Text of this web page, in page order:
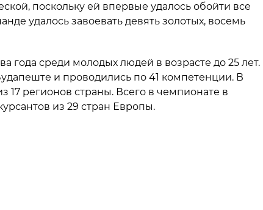
поскольку ей впервые удалось обойти все
удалось завоевать девять золотых, восемь
года среди молодых людей в возрасте до 25 лет.
и проводились по 41 компетенции. В
17 регионов страны. Всего в чемпионате в
из 29 стран Европы.